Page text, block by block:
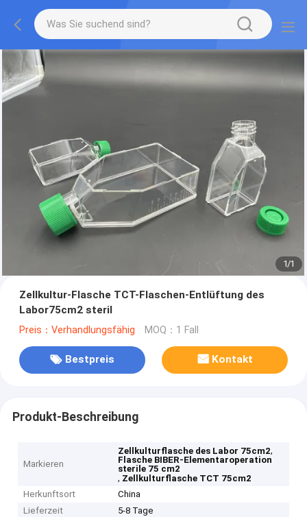
1/1
Zellkultur-Flasche TCT-Flaschen-Entlüftung des
Labor75cm2 steril
Preis：Verhandlungsfähig MOQ：1 Fall
Bestpreis Kontakt
Produkt-Beschreibung
Markieren
Zellkulturflasche des Labor 75cm2,
Flasche BIBER-Elementaroperation
sterile 75 cm2
, Zellkulturflasche TCT 75cm2
Herkunftsort
China
Lieferzeit
5-8 Tage